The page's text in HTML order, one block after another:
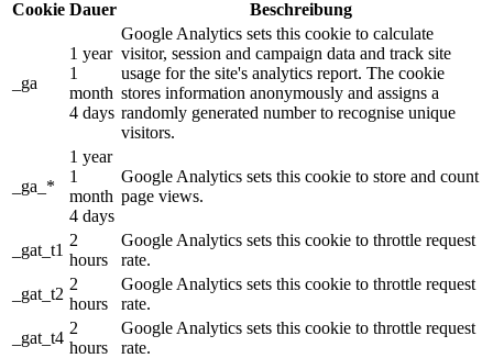
Cookie Dauer Beschreibung
_ga
1 year
1
month
4 days
Google Analytics sets this cookie to calculate
visitor, session and campaign data and track site
usage for the site's analytics report. The cookie
stores information anonymously and assigns a
randomly generated number to recognise unique
visitors.
_ga_*
1 year
1
month
4 days
Google Analytics sets this cookie to store and count
page views.
_gat_t1
2
hours
Google Analytics sets this cookie to throttle request
rate.
_gat_t2
2
hours
Google Analytics sets this cookie to throttle request
rate.
_gat_t4
2
hours
Google Analytics sets this cookie to throttle request
rate.